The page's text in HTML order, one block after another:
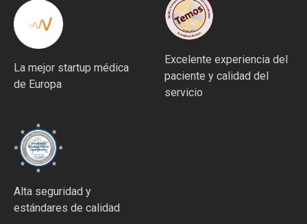
La mejor startup médica
de Europa
Excelente experiencia del
paciente y calidad del
servicio
Alta seguridad y
estándares de calidad